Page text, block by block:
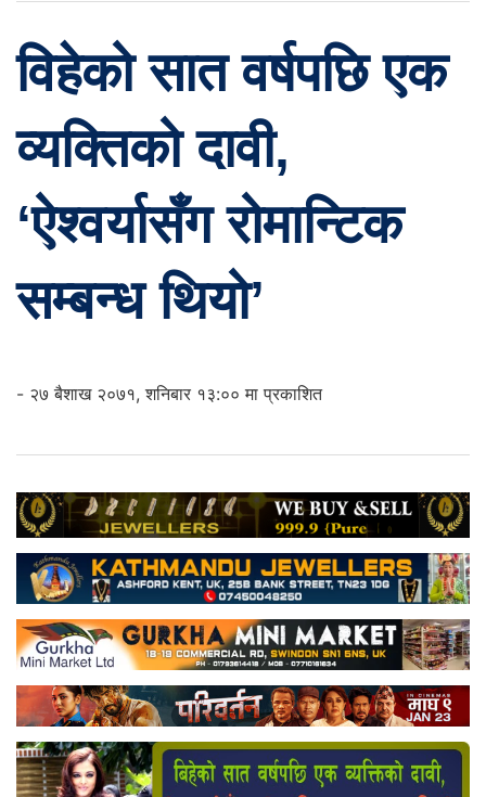
विहेको सात वर्षपछि एक
व्यक्तिको दावी,
‘ऐश्वर्यासँग रोमान्टिक
सम्बन्ध थियो’
- २७ बैशाख २०७१, शनिबार १३:०० मा प्रकाशित